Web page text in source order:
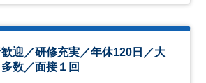
迎／研修充実／年休120日／大
数／面接１回